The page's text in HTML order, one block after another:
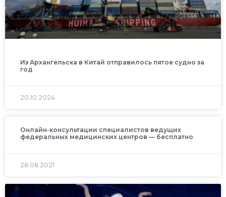
Из Архангельска в Китай отправилось пятое судно за
год
20.10.2024
Онлайн-консультации специалистов ведущих
федеральных медицинских центров — бесплатно
28.08.2021